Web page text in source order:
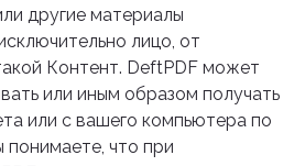
другие материалы
лицо, от
Контент. DeftPDF может
или иным образом получать
или с вашего компьютера по
что при